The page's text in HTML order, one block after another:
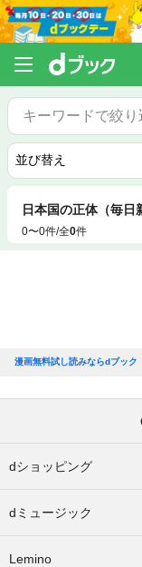
日本国の正体（毎日
0〜0件/全0件
漫画無料試し読みならdブック
dショッピング
dミュージック
Lemino